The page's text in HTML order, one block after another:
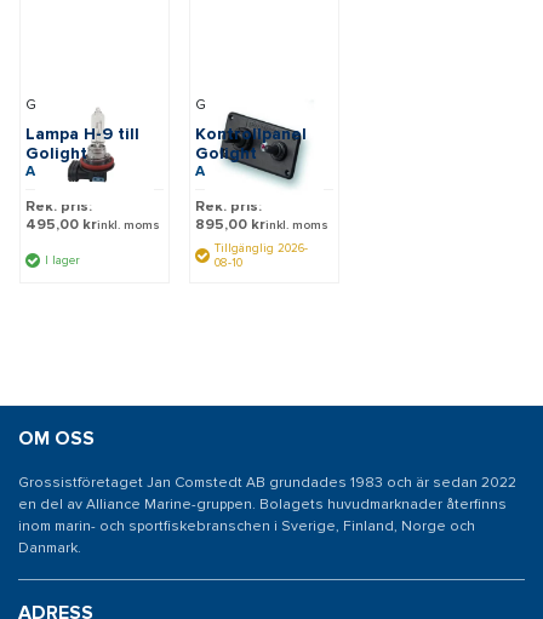
Lampa H-9 till
Golight
Art: GL49000
Golight
Rek. pris:
495,00 krinkl. moms
I lager
Kontrollpanel
Golight
Art: GL2020-D
Golight
Rek. pris:
895,00 krinkl. moms
Tillgänglig 2026-
08-10
OM OSS
Grossistföretaget Jan Comstedt AB grundades 1983 och är sedan 2022
en del av Alliance Marine-gruppen. Bolagets huvudmarknader återfinns
inom marin- och sportfiskebranschen i Sverige, Finland, Norge och
Danmark.
ADRESS